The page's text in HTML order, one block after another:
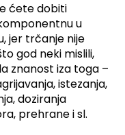
ćete dobiti
u
jer trčanje nije
god neki mislili,
znanost iza toga –
istezanja,
doziranja
prehrane i sl.